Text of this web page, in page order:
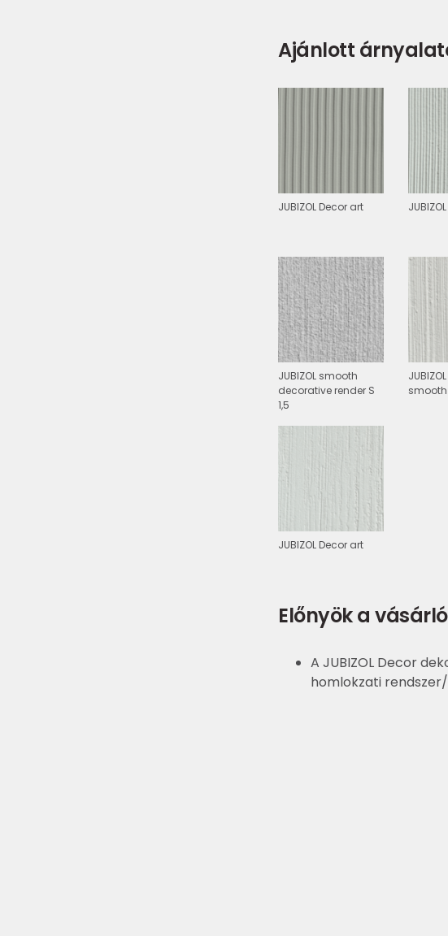
Ajánlott
JUBIZOL Decor art
JUBIZOL smooth
decorative render S
1,5
smooth
JUBIZOL Decor art
Előnyök a
A JUBIZOL Decor
homlokzati